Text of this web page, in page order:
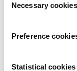
Necessary cookies
Preference
Statistical cookies